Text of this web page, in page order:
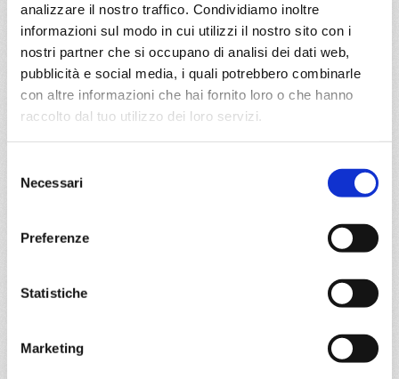
analizzare il nostro traffico. Condividiamo inoltre
informazioni sul modo in cui utilizzi il nostro sito con i
nostri partner che si occupano di analisi dei dati web,
pubblicità e social media, i quali potrebbero combinarle
con altre informazioni che hai fornito loro o che hanno
raccolto dal tuo utilizzo dei loro servizi.
delNecessari
Preferenze
Statistiche
Marketing
€ 1.023
DETTAGLI